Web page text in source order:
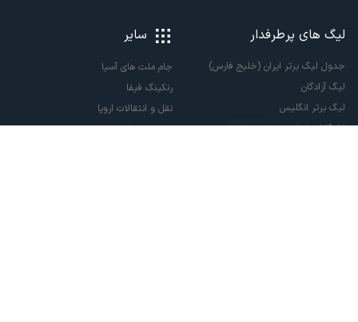
لیگ های پرطرفدار
جدول لیگ برتر ایران (خلیج فارس)
لیگ آزادگان
لیگ برتر انگلیس
لالیگا اسپانیا
سایر
جام ملت های آسیا
رنکینگ فیفا
نقل و انتقالات اروپا
نقل و انتقالات ایران